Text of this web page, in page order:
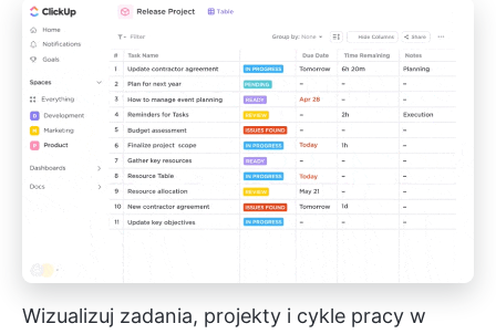
Wizualizuj zadania, projekty i cykle pracy w